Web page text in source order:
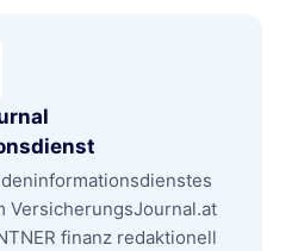
VersicherungsJournal.at
finanz redaktionell